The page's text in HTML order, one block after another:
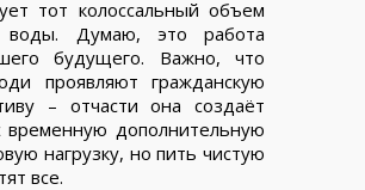
тот колоссальный объем
воды. Думаю, это работа
будущего. Важно, что
проявляют гражданскую
– отчасти она создаёт
временную дополнительную
нагрузку, но пить чистую
все.